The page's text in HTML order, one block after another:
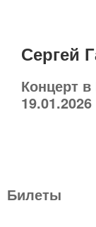
Сергей
Концерт
19.01.2026
Билеты